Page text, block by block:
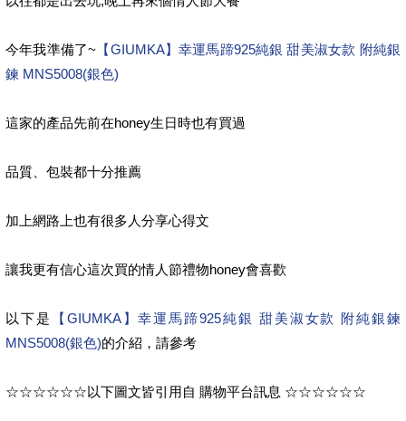
今年我準備了~ 【GIUMKA】幸運馬蹄925純銀 甜美淑女款 附純銀
鍊 MNS5008(銀色)
這家的產品先前在honey生日時也有買過
品質、包裝都十分推薦
加上網路上也有很多人分享心得文
讓我更有信心這次買的情人節禮物honey會喜歡
以下是
【GIUMKA】幸運馬蹄925純銀 甜美淑女款 附純銀鍊
MNS5008(銀色)的介紹，請參考
☆☆☆☆☆☆以下圖文皆引用自 購物平台訊息 ☆☆☆☆☆☆